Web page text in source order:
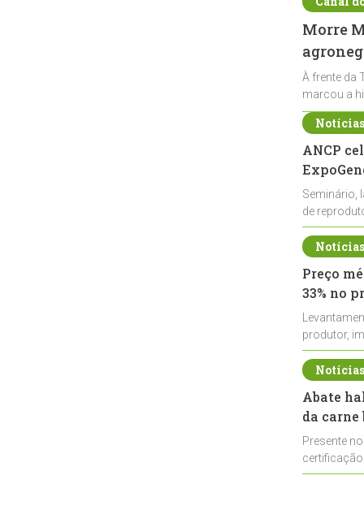
Morre
À frente da
marcou a
ANCP
Seminário,
de
durante a
Preço
33% no
produtor,
de leite cru
Abate
da
Presente